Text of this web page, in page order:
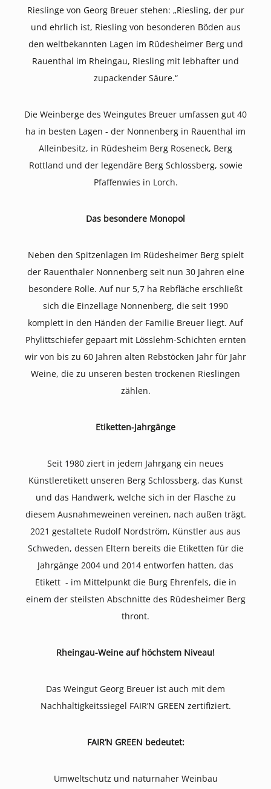
Rieslinge von Georg Breuer stehen: „Riesling, der pur
und ehrlich ist, Riesling von besonderen Böden aus
den weltbekannten Lagen im Rüdesheimer Berg und
Rauenthal im Rheingau, Riesling mit lebhafter und
zupackender Säure.“
Die Weinberge des Weingutes Breuer umfassen gut 40
ha in besten Lagen - der Nonnenberg in Rauenthal im
Alleinbesitz, in Rüdesheim Berg Roseneck, Berg
Rottland und der legendäre Berg Schlossberg, sowie
Pfaffenwies in Lorch.
Das besondere Monopol
Neben den Spitzenlagen im Rüdesheimer Berg spielt
der Rauenthaler Nonnenberg seit nun 30 Jahren eine
besondere Rolle. Auf nur 5,7 ha Rebfläche erschließt
sich die Einzellage Nonnenberg, die seit 1990
komplett in den Händen der Familie Breuer liegt. Auf
Phylittschiefer gepaart mit Lösslehm-Schichten ernten
wir von bis zu 60 Jahren alten Rebstöcken Jahr für Jahr
Weine, die zu unseren besten trockenen Rieslingen
zählen.
Etiketten-Jahrgänge
Seit 1980 ziert in jedem Jahrgang ein neues
Künstleretikett unseren Berg Schlossberg, das Kunst
und das Handwerk, welche sich in der Flasche zu
diesem Ausnahmeweinen vereinen, nach außen trägt.
2021 gestaltete Rudolf Nordström, Künstler aus aus
Schweden, dessen Eltern bereits die Etiketten für die
Jahrgänge 2004 und 2014 entworfen hatten, das
Etikett - im Mittelpunkt die Burg Ehrenfels, die in
einem der steilsten Abschnitte des Rüdesheimer Berg
thront.
Rheingau-Weine auf höchstem Niveau!
Das Weingut Georg Breuer ist auch mit dem
Nachhaltigkeitssiegel FAIR’N GREEN zertifiziert.
FAIR’N GREEN bedeutet:
Umweltschutz und naturnaher Weinbau